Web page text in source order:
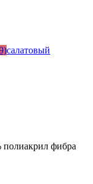
салатовый
полиакрил фибра